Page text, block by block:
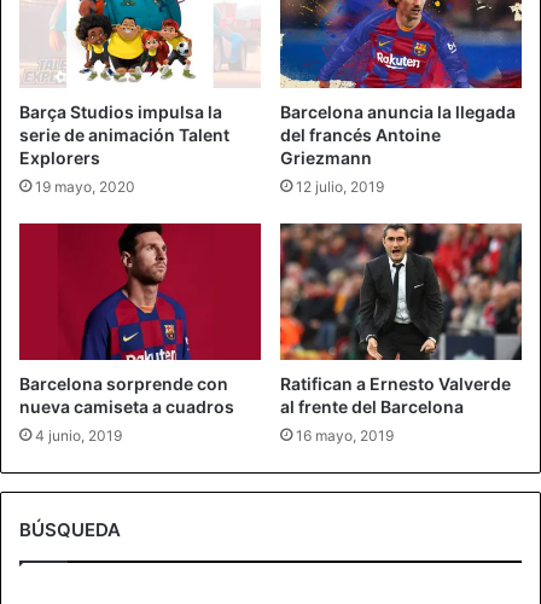
Barça Studios impulsa la
serie de animación Talent
Explorers
19 mayo, 2020
Barcelona anuncia la llegada
del francés Antoine
Griezmann
12 julio, 2019
Barcelona sorprende con
nueva camiseta a cuadros
4 junio, 2019
Ratifican a Ernesto Valverde
al frente del Barcelona
16 mayo, 2019
BÚSQUEDA